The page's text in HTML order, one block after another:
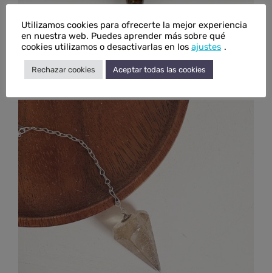
Péndulo de broncita
25,00 IVA inc.
Utilizamos cookies para ofrecerte la mejor experiencia
en nuestra web. Puedes aprender más sobre qué
cookies utilizamos o desactivarlas en los ajustes .
Rechazar cookies Aceptar todas las cookies